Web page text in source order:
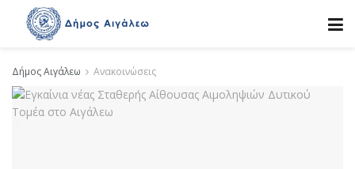
Δήμος Αιγάλεω Ανακοινώσεις